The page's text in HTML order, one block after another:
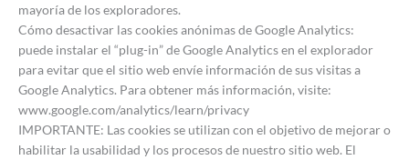
mayoría de los exploradores.
Cómo desactivar las cookies anónimas de Google Analytics:
puede instalar el “plug-in” de Google Analytics en el explorador
para evitar que el sitio web envíe información de sus visitas a
Google Analytics. Para obtener más información, visite:
www.google.com/analytics/learn/privacy
IMPORTANTE: Las cookies se utilizan con el objetivo de mejorar o
habilitar la usabilidad y los procesos de nuestro sitio web. El